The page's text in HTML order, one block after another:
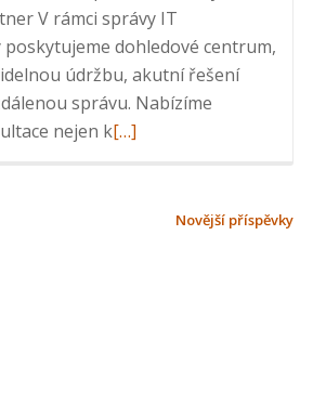
V rámci správy IT
dohledové centrum,
údržbu, akutní řešení
správu. Nabízíme
nejen kRead
[…]
Novější příspěvky